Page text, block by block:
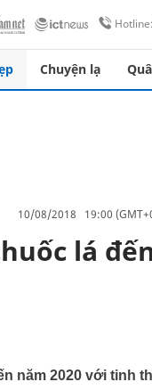
Chuyện lạ
10/08/2018 19:00
lá
năm 2020 với tinh